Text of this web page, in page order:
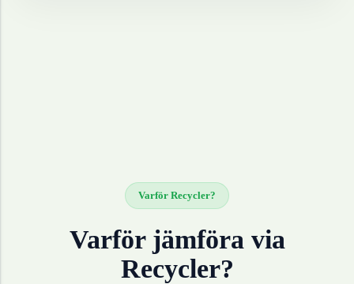
Varför Recycler?
Varför jämföra via
Recycler?